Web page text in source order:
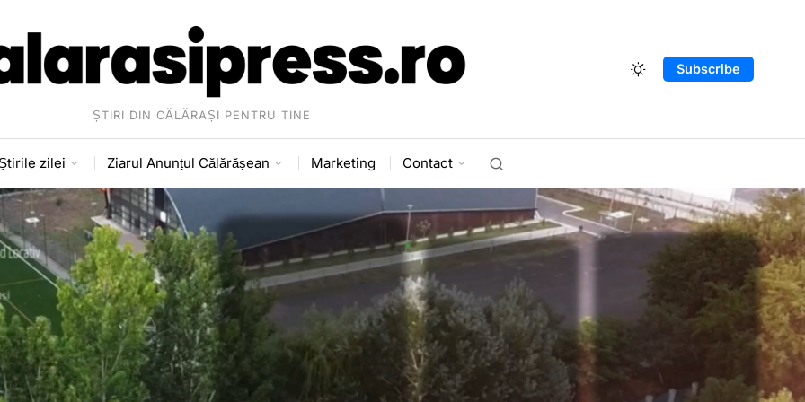
ȘTIRI DIN CĂLĂRAȘI PENTRU TINE
Subscribe
zilei Ziarul Anunțul Călărășean Marketing Contact